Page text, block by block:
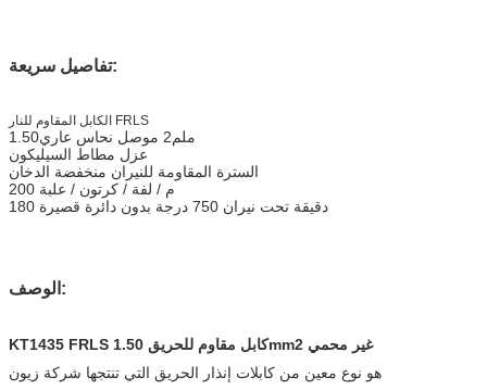
تفاصيل سريعة:
الكابل المقاوم للنار FRLS
1.50ملم2 موصل نحاس عاري
عزل مطاط السيليكون
السترة المقاومة للنيران منخفضة الدخان
200 م / لفة / كرتون / علبة
180 دقيقة تحت نيران 750 درجة بدون دائرة قصيرة
الوصف:
KT1435 FRLS كابل مقاوم للحريق 1.50mm2 غير محمي
هو نوع معين من كابلات إنذار الحريق التي تنتجها شركة زيون